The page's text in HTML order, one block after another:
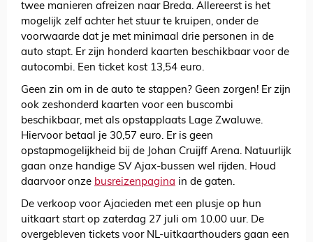
twee manieren afreizen naar Breda. Allereerst is het
mogelijk zelf achter het stuur te kruipen, onder de
voorwaarde dat je met minimaal drie personen in de
auto stapt. Er zijn honderd kaarten beschikbaar voor de
autocombi. Een ticket kost 13,54 euro.
Geen zin om in de auto te stappen? Geen zorgen! Er zijn
ook zeshonderd kaarten voor een buscombi
beschikbaar, met als opstapplaats Lage Zwaluwe.
Hiervoor betaal je 30,57 euro. Er is geen
opstapmogelijkheid bij de Johan Cruijff Arena. Natuurlijk
gaan onze handige SV Ajax-bussen wel rijden. Houd
daarvoor onze busreizenpagina in de gaten.
De verkoop voor Ajacieden met een plusje op hun
uitkaart start op zaterdag 27 juli om 10.00 uur. De
overgebleven tickets voor NL-uitkaarthouders gaan een